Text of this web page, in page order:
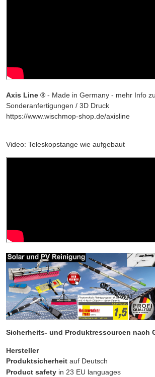
Axis Line ® - Made in Germany - mehr Info
Sonderanfertigungen / 3D Druck
https://www.wischmop-shop.de/axisline
Video: Teleskopstange wie aufgebaut
Sicherheits- und Produktressourcen nach
Hersteller
Produktsicherheit auf Deutsch
Product safety in 23 EU languages